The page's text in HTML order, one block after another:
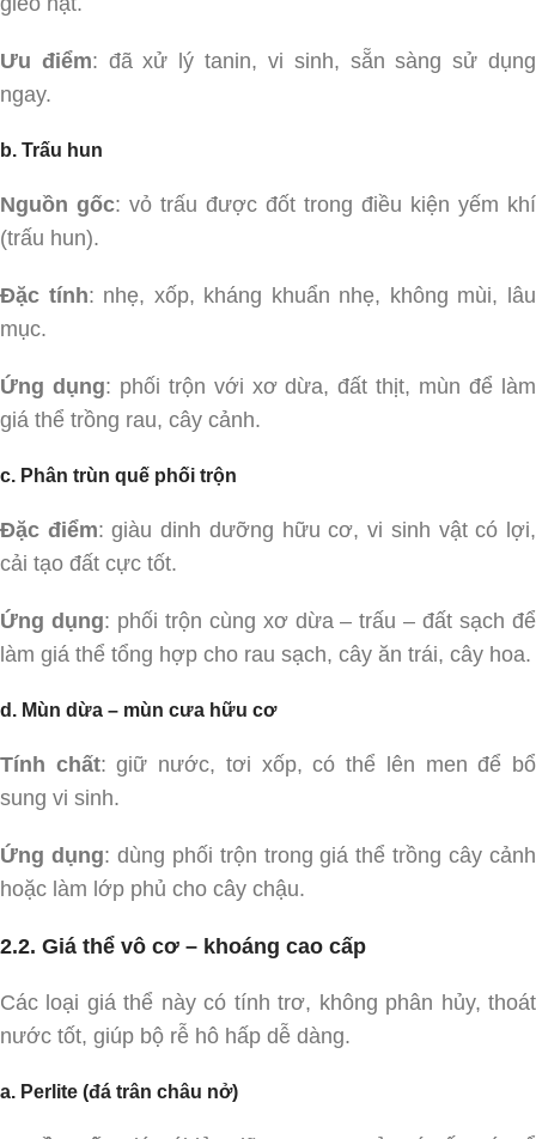
Ưu điểm: đã xử lý tanin, vi sinh, sẵn sàng sử dụng
ngay.
b. Trấu hun
Nguồn gốc: vỏ trấu được đốt trong điều kiện yếm khí
(trấu hun).
Đặc tính: nhẹ, xốp, kháng khuẩn nhẹ, không mùi, lâu
mục.
Ứng dụng: phối trộn với xơ dừa, đất thịt, mùn để làm
giá thể trồng rau, cây cảnh.
c. Phân trùn quế phối trộn
Đặc điểm: giàu dinh dưỡng hữu cơ, vi sinh vật có lợi,
cải tạo đất cực tốt.
Ứng dụng: phối trộn cùng xơ dừa – trấu – đất sạch để
làm giá thể tổng hợp cho rau sạch, cây ăn trái, cây hoa.
d. Mùn dừa – mùn cưa hữu cơ
Tính chất: giữ nước, tơi xốp, có thể lên men để bổ
sung vi sinh.
Ứng dụng: dùng phối trộn trong giá thể trồng cây cảnh
hoặc làm lớp phủ cho cây chậu.
2.2. Giá thể vô cơ – khoáng cao cấp
Các loại giá thể này có tính trơ, không phân hủy, thoát
nước tốt, giúp bộ rễ hô hấp dễ dàng.
a. Perlite (đá trân châu nở)